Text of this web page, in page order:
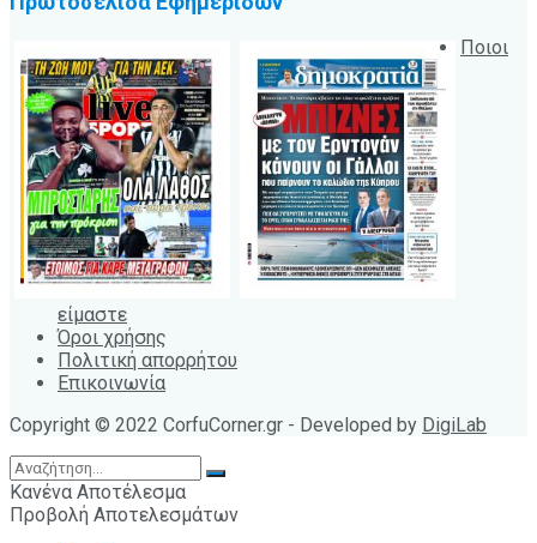
Ποιοι
είμαστε
Όροι χρήσης
Πολιτική απορρήτου
Επικοινωνία
Copyright © 2022 CorfuCorner.gr - Developed by DigiLab
Κανένα Αποτέλεσμα
Προβολή Αποτελεσμάτων